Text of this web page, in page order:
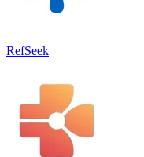
RefSeek